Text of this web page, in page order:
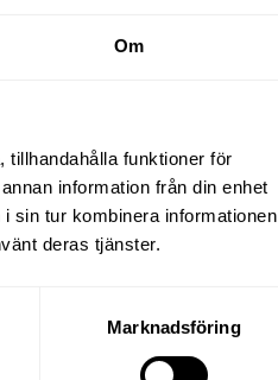
Om
tillhandahålla funktioner för
information från din enhet
sin tur kombinera informationen
deras tjänster.
Marknadsföring